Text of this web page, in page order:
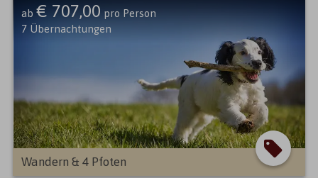
Wandern & 4 Pfoten
ab€ 707,00 pro Person
7 Übernachtungen